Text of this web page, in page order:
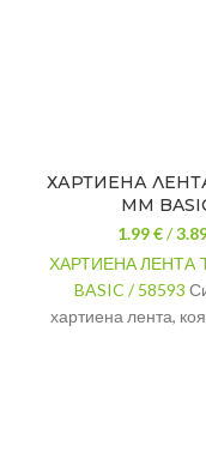
ХАРТИЕНА
MM
1.99 €/
ХАРТИЕНА ЛЕНТА
BASIC / 58593
хартиена лента,